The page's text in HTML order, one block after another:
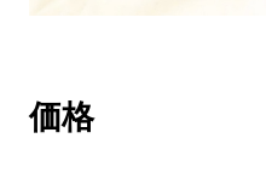
価格